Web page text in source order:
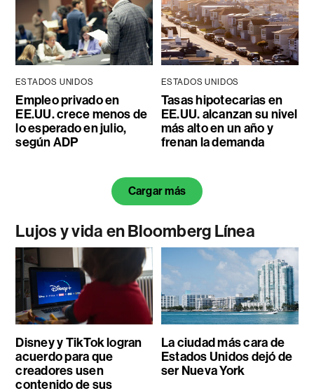
ESTADOS UNIDOS
Empleo privado en
EE.UU. crece menos de
lo esperado en julio,
según ADP
ESTADOS UNIDOS
Tasas hipotecarias en
EE.UU. alcanzan su nivel
más alto en un año y
frenan la demanda
Cargar más
Lujos y vida en Bloomberg Línea
Disney y TikTok logran
acuerdo para que
creadores usen
contenido de sus
La ciudad más cara de
Estados Unidos dejó de
ser Nueva York